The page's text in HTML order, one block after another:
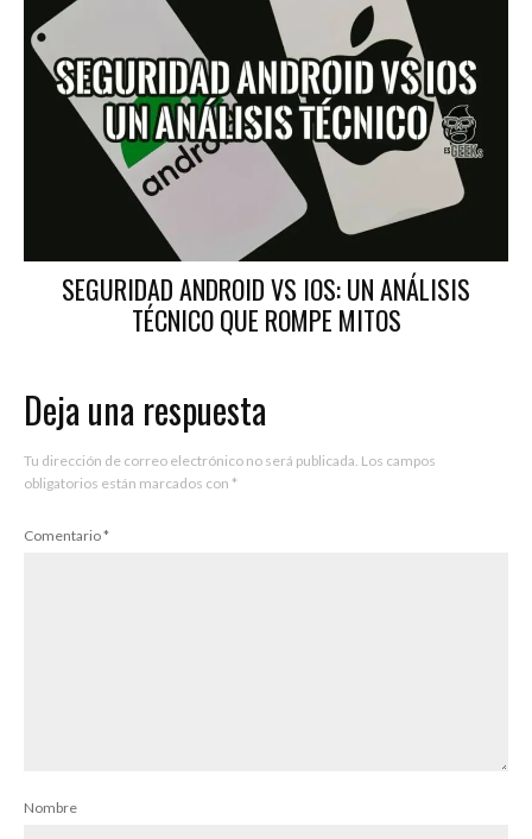
SEGURIDAD ANDROID VS IOS: UN ANÁLISIS
TÉCNICO QUE ROMPE MITOS
Deja una respuesta
Tu dirección de correo electrónico no será publicada. Los campos
obligatorios están marcados con *
Comentario*
Nombre